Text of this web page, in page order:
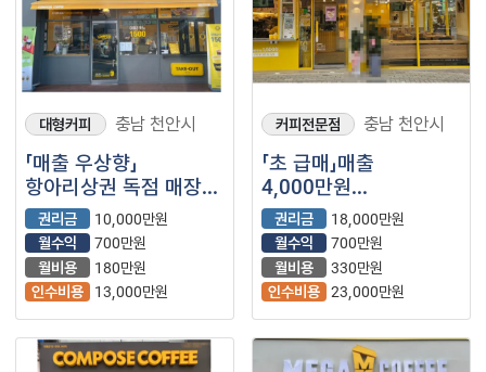
대형커피 충남 천안시
「매출 우상향」
항아리상권 독점 매장
【컴포즈커피】
권리금
10,000만원
월수익
700만원
월비용
180만원
인수비용
13,000만원
커피전문점 충남 천안시
「초 급매」매출
4,000만원
【메가커피】
권리금
18,000만원
월수익
700만원
월비용
330만원
인수비용 23,000만원